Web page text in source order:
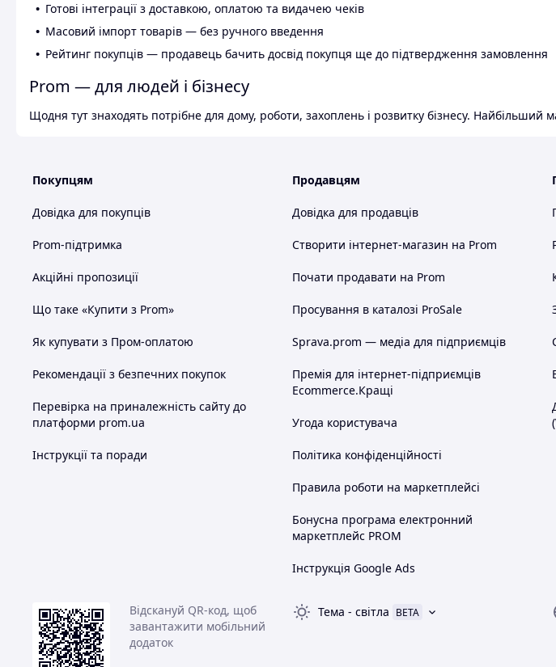
Готові інтеграції з доставкою, оплатою та видачею чеків
Масовий імпорт товарів — без ручного введення
Рейтинг покупців — продавець бачить досвід покупця ще до підтвердження замовлення
Prom — для людей і бізнесу
Щодня тут знаходять потрібне для дому, роботи, захоплень і розвитку бізнесу. Найбільший
Покупцям
Довідка для покупців
Prom-підтримка
Акційні пропозиції
Що таке «Купити з Prom»
Як купувати з Пром-оплатою
Рекомендації з безпечних покупок
Перевірка на приналежність сайту до
платформи prom.ua
Інструкції та поради
Продавцям
Довідка для продавців
Створити інтернет-магазин на Prom
Почати продавати на Prom
Просування в каталозі ProSale
Sprava.prom — медіа для підприємців
Премія для інтернет-підприємців
Ecommerce.Кращі
Угода користувача
Політика конфіденційності
Правила роботи на маркетплейсі
Бонусна програма електронний
маркетплейс PROM
Інструкція Google Ads
Відскануй QR-код, щоб
завантажити мобільний
додаток
Тема - світла BETA